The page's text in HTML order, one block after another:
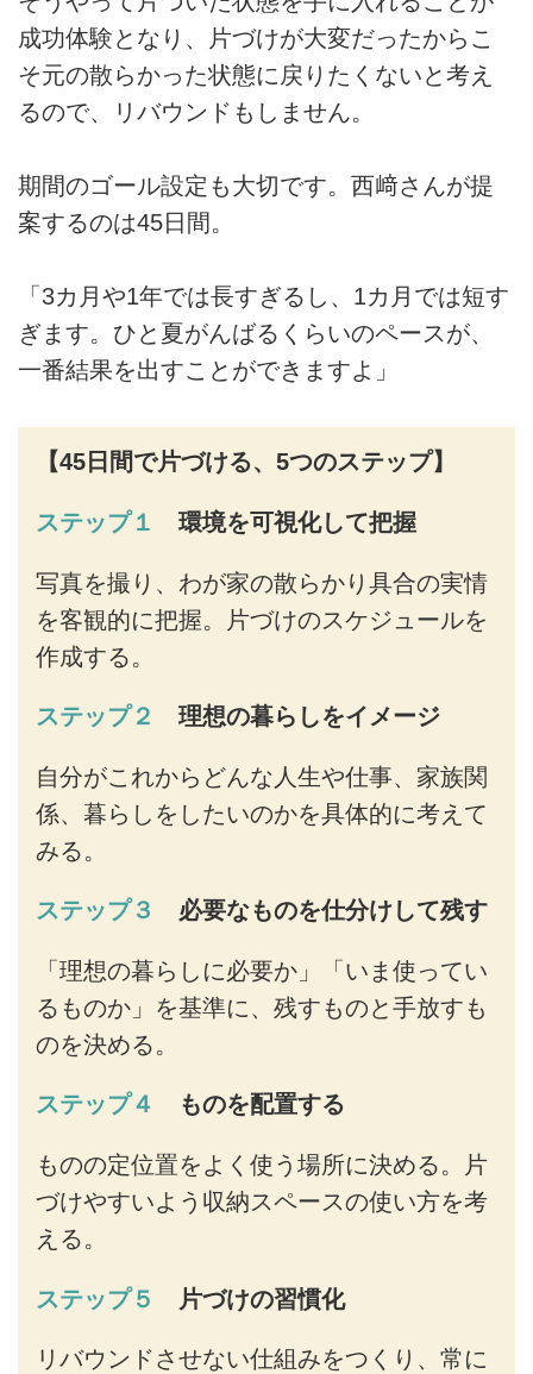
成功体験となり、片づけが大変だったからこ
そ元の散らかった状態に戻りたくないと考え
るので、リバウンドもしません。
期間のゴール設定も大切です。西﨑さんが提
案するのは45日間。
「3カ月や1年では長すぎるし、1カ月では短す
ぎます。ひと夏がんばるくらいのペースが、
一番結果を出すことができますよ」
【45日間で片づける、5つのステップ】
ステップ１ 環境を可視化して把握
写真を撮り、わが家の散らかり具合の実情
を客観的に把握。片づけのスケジュールを
作成する。
ステップ２ 理想の暮らしをイメージ
自分がこれからどんな人生や仕事、家族関
係、暮らしをしたいのかを具体的に考えて
みる。
ステップ３ 必要なものを仕分けして残す
「理想の暮らしに必要か」「いま使ってい
るものか」を基準に、残すものと手放すも
のを決める。
ステップ４ ものを配置する
ものの定位置をよく使う場所に決める。片
づけやすいよう収納スペースの使い方を考
える。
ステップ５ 片づけの習慣化
リバウンドさせない仕組みをつくり、常に